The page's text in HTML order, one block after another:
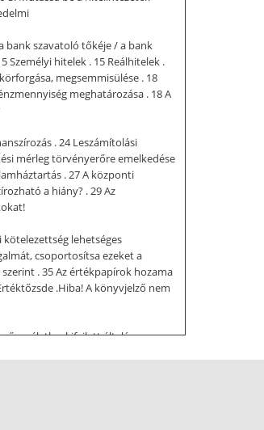
bank szavatoló tőkéje / a bank
Személyi hitelek . 15 Reálhitelek .
megsemmisülése . 18
meghatározása . 18 A
. 24 Leszámítolási
mérleg törvényerőre emelkedése
. 27 A központi
a hiány? . 29 Az
kötelezettség lehetséges
csoportosítsa ezeket a
. 35 Az értékpapírok hozama
.Hiba! A könyvjelző nem
– véletlen kifejlett általános